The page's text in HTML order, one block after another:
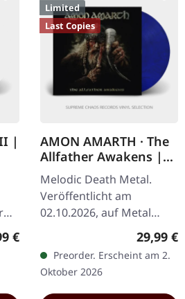
|
Preis:
€
Limited
Last Copies
AMON AMARTH · The
Allfather Awakens |
BLUE MARBLED LP
Melodic Death Metal.
Veröffentlicht am
02.10.2026, auf Metal
Blade Records. Wave
Ruler Blue Marbled Vinyl
im Standard-Cover mit
Insert und…
29,99 €
Preorder. Erscheint am 2.
Oktober 2026